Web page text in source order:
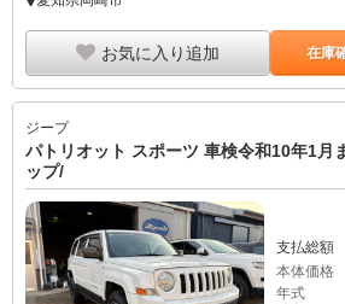
お気に入り追加 在庫
ジープ
パトリオット スポーツ 車検令和10年1月
ップ/
支払総額
本体価格
年式